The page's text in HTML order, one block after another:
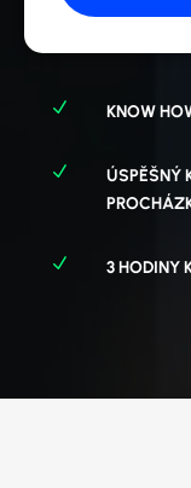
N KNOW
N
ÚSPĚŠNÝ
N 3 HODINY